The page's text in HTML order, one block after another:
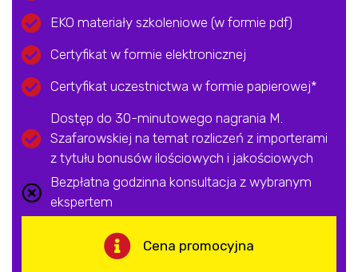
EKO materiały szkoleniowe (w formie pdf)
Certyfikat w formie elektronicznej
Certyfikat uczestnictwa w formie papierowej*
Dostęp do 30-minutowego nagrania M.
Szafarowskiej na temat rozliczeń z importerami
z tytułu bonusów ilościowych i jakościowych
Bezpłatna godzinna konsultacja z wybranym
ekspertem
Cena promocyjna